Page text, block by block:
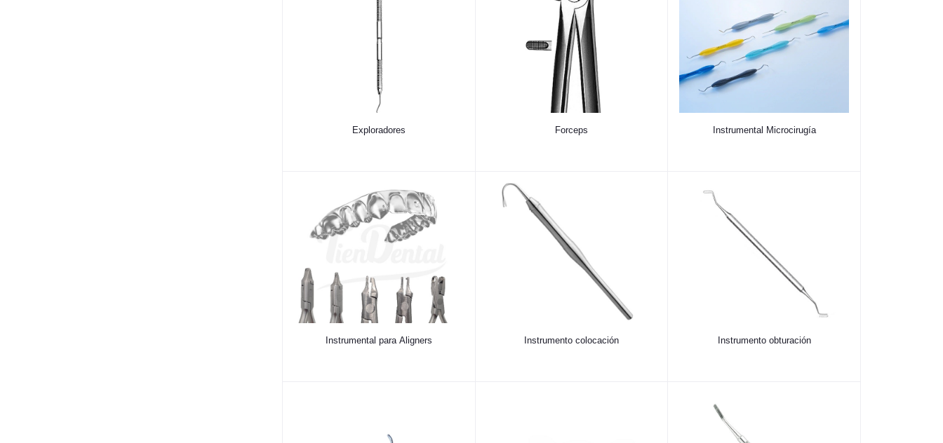
Exploradores Forceps Instrumental Microcirugía
Instrumental para Aligners Instrumento colocación Instrumento obturación